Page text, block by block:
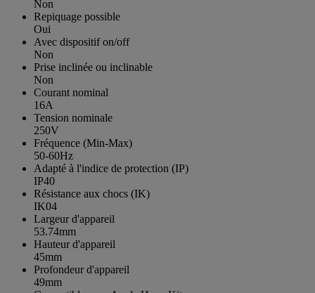
Non
Repiquage possible
Oui
Avec dispositif on/off
Non
Prise inclinée ou inclinable
Non
Courant nominal
16A
Tension nominale
250V
Fréquence (Min-Max)
50-60Hz
Adapté à l'indice de protection (IP)
IP40
Résistance aux chocs (IK)
IK04
Largeur d'appareil
53.74mm
Hauteur d'appareil
45mm
Profondeur d'appareil
49mm